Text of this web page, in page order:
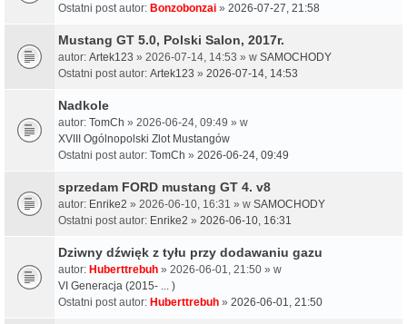
Ostatni post autor: Bonzobonzai » 2026-07-27, 21:58
Mustang GT 5.0, Polski Salon, 2017r.
autor: Artek123 » 2026-07-14, 14:53 » w SAMOCHODY
Ostatni post autor: Artek123 » 2026-07-14, 14:53
Nadkole
autor: TomCh » 2026-06-24, 09:49 » w
XVIII Ogólnopolski Zlot Mustangów
Ostatni post autor: TomCh » 2026-06-24, 09:49
sprzedam FORD mustang GT 4. v8
autor: Enrike2 » 2026-06-10, 16:31 » w SAMOCHODY
Ostatni post autor: Enrike2 » 2026-06-10, 16:31
Dziwny dźwięk z tyłu przy dodawaniu gazu
autor: Huberttrebuh » 2026-06-01, 21:50 » w
VI Generacja (2015- ... )
Ostatni post autor: Huberttrebuh » 2026-06-01, 21:50